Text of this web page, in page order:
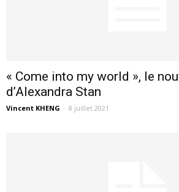
« Come into my world », le
d’Alexandra Stan
Vincent KHENG - 8 juillet 2021